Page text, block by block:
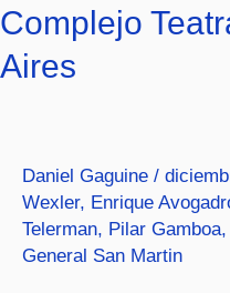
Complejo
Aires
Daniel Gaguine /
Wexler, Enrique
Telerman, Pilar Gamboa,
General San Martin
la
temporada
2019
Buenos
Aires